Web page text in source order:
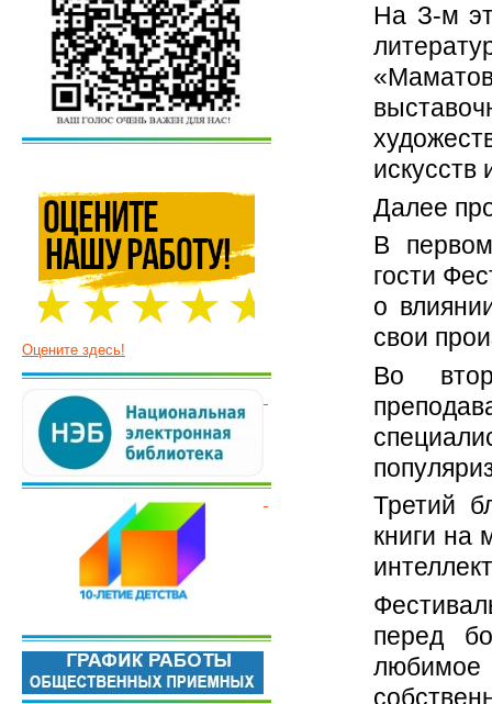
На З-м
Далее
В
гости
о
свои
Во
Третий
книги на
перед
Оцените здесь!